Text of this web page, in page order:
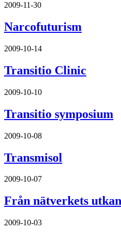
2009-11-30
Narcofuturism
2009-10-14
Transitio Clinic
2009-10-10
Transitio symposium
2009-10-08
Transmisol
2009-10-07
Från nätverkets
2009-10-03